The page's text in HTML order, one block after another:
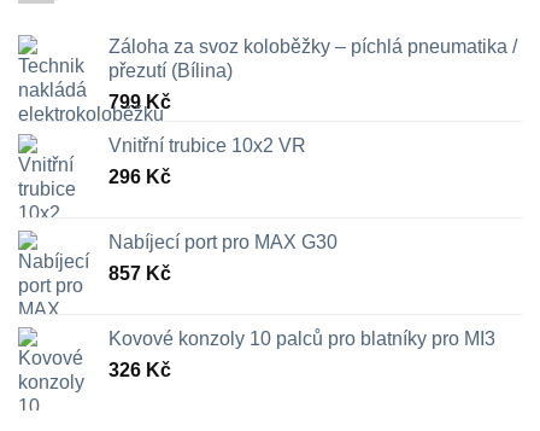
Záloha za svoz koloběžky – píchlá pneumatika /
přezutí (Bílina)
799Kč
Vnitřní trubice 10x2 VR
296 Kč
Nabíjecí port pro MAX G30
857 Kč
Kovové konzoly 10 palců pro blatníky pro MI3
326 Kč